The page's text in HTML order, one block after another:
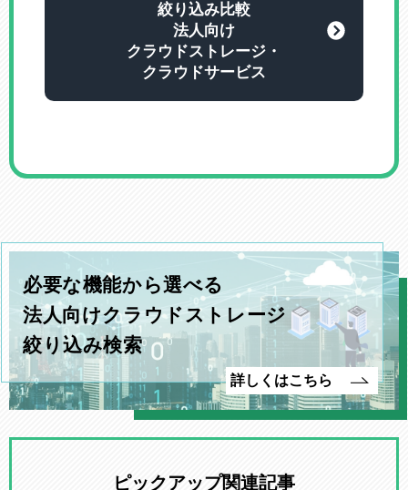
絞り込み比較
法人向け
クラウドストレージ・
クラウドサービス
必要な機能から選べる
法人向けクラウドストレージ
絞り込み検索
詳しくはこちら
ピックアップ関連記事